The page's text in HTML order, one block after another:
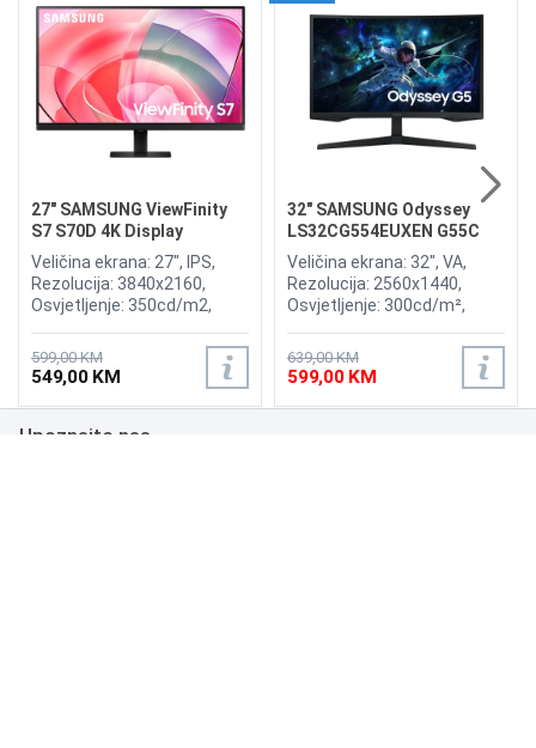
27" SAMSUNG ViewFinity
S7 S70D 4K Display
Veličina ekrana: 27", IPS,
Rezolucija: 3840x2160,
Osvjetljenje: 350cd/m2,
FreeSync, Vrijeme odziva:
5ms, Priključci: HDMI,
Displayport
599,00 KM
549,00 KM
32" SAMSUNG Odyssey
LS32CG554EUXEN G55C
165Hz Gaming Curved
Display
Veličina ekrana: 32", VA,
Rezolucija: 2560x1440,
Osvjetljenje: 300cd/m²,
Osvježenje: 165Hz, HDR10,
AMD FreeSync Premium
Pro, 1000R Curvature,
Priključci: HDMI, DisplayPort
639,00 KM
599,00 KM
Upoznajte nas